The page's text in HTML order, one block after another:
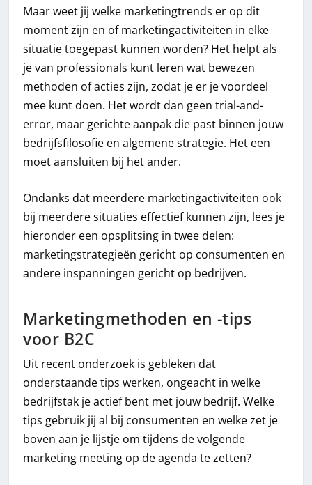
Maar weet jij welke marketingtrends er op dit
moment zijn en of marketingactiviteiten in elke
situatie toegepast kunnen worden? Het helpt als
je van professionals kunt leren wat bewezen
methoden of acties zijn, zodat je er je voordeel
mee kunt doen. Het wordt dan geen trial-and-
error, maar gerichte aanpak die past binnen jouw
bedrijfsfilosofie en algemene strategie. Het een
moet aansluiten bij het ander.
Ondanks dat meerdere marketingactiviteiten ook
bij meerdere situaties effectief kunnen zijn, lees je
hieronder een opsplitsing in twee delen:
marketingstrategieën gericht op consumenten en
andere inspanningen gericht op bedrijven.
Marketingmethoden en -tips
voor B2C
Uit recent onderzoek is gebleken dat
onderstaande tips werken, ongeacht in welke
bedrijfstak je actief bent met jouw bedrijf. Welke
tips gebruik jij al bij consumenten en welke zet je
boven aan je lijstje om tijdens de volgende
marketing meeting op de agenda te zetten?